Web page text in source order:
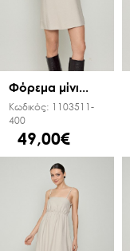
Φόρεμα μίνι...
Κωδικός: 1103511-
400
49,00€